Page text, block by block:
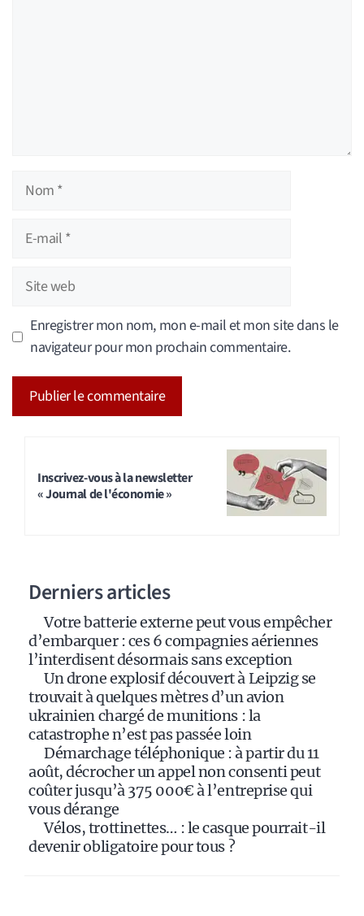
Nom
Site
web
Enregistrer mon nom, mon e-mail et mon site dans le
navigateur pour mon prochain commentaire.
Inscrivez-vous à la newsletter
« Journal de l'économie »
Derniers articles
Votre batterie externe peut vous empêcher
d’embarquer : ces 6 compagnies aériennes
l’interdisent désormais sans exception
Un drone explosif découvert à Leipzig se
trouvait à quelques mètres d’un avion
ukrainien chargé de munitions : la
catastrophe n’est pas passée loin
Démarchage téléphonique : à partir du 11
août, décrocher un appel non consenti peut
coûter jusqu’à 375 000€ à l’entreprise qui
vous dérange
Vélos, trottinettes… : le casque pourrait-il
devenir obligatoire pour tous ?